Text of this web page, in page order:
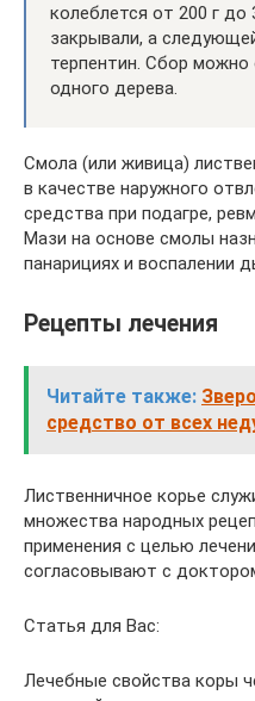
колеблется от 200 г до
закрывали, а
терпентин. Сбор
одного дерева.
Смола (или живица)
в качестве наружного
средства при подагре,
Мази на основе смолы
панарициях и воспалении
Рецепты лечения
Читайте также:
средство от всех
Лиственничное корье
множества народных
применения с целью
согласовывают с
Статья для Вас:
Лечебные свойства коры